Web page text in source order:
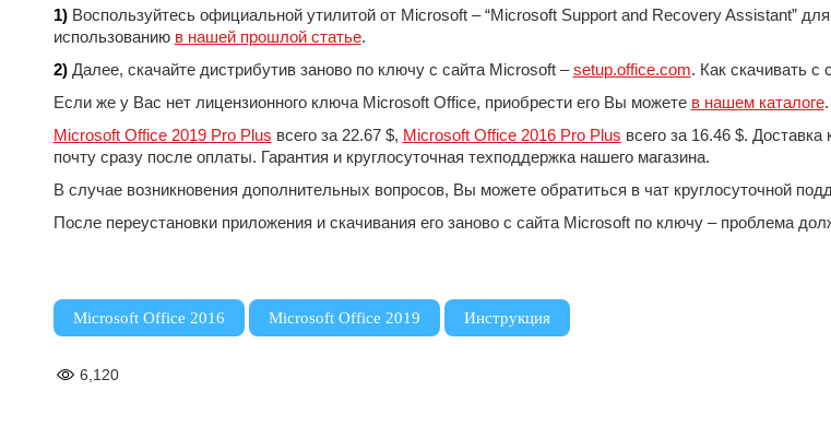
1)Воспользуйтесь официальной утилитой от Microsoft – “Microsoft Support and Recovery Assistant”
использованию в нашей прошлой статье.
2)Далее, скачайте дистрибутив заново по ключу с сайта Microsoft –setup.office.com. Как скачивать
Если же у Вас нет лицензионного ключа Microsoft Office, приобрести его Вы можете в нашем каталоге.
Microsoft Office 2019 Pro Plus всего за 22.67 $, Microsoft Office 2016 Pro Plus всего за 16.46 $.
почту сразу после оплаты. Гарантия и круглосуточная техподдержка нашего магазина.
В случае возникновения дополнительных вопросов, Вы можете обратиться в чат круглосуточной
После переустановки приложения и скачивания его заново с сайта Microsoft по ключу – проблема
Microsoft Office 2016 , Microsoft Office 2019 , Инструкция
6,120